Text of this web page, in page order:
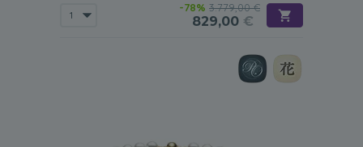
-78% 3.779,00 €
829,00 €